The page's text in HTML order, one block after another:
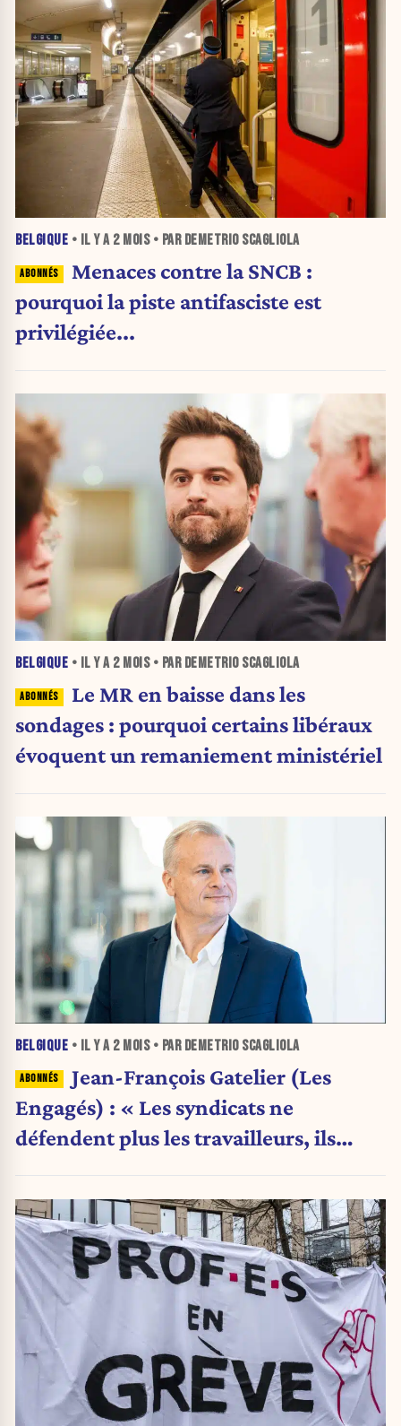
BELGIQUE • IL Y A 2 MOIS• PAR DEMETRIO SCAGLIOLA
Menaces contre la SNCB :
pourquoi la piste antifasciste est
privilégiée...
BELGIQUE • IL Y A 2 MOIS• PAR DEMETRIO SCAGLIOLA
Le MR en baisse dans les
sondages : pourquoi certains libéraux
évoquent un remaniement ministériel
BELGIQUE • IL Y A 2 MOIS• PAR DEMETRIO SCAGLIOLA
Jean-François Gatelier (Les
Engagés) : « Les syndicats ne
défendent plus les travailleurs, ils